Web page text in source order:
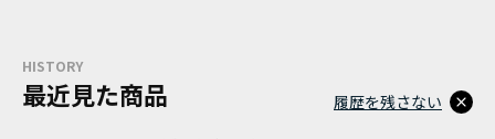
HISTORY
最近見た商品 履歴を残さない